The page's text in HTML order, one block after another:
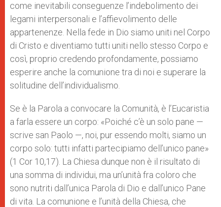
come inevitabili conseguenze l’indebolimento dei
legami interpersonali e l’affievolimento delle
appartenenze. Nella fede in Dio siamo uniti nel Corpo
di Cristo e diventiamo tutti uniti nello stesso Corpo e
così, proprio credendo profondamente, possiamo
esperire anche la comunione tra di noi e superare la
solitudine dell’individualismo.
Se è la Parola a convocare la Comunità, è l’Eucaristia
a farla essere un corpo: «Poiché c’è un solo pane —
scrive san Paolo —, noi, pur essendo molti, siamo un
corpo solo: tutti infatti partecipiamo dell’unico pane»
(1 Cor 10,17). La Chiesa dunque non è il risultato di
una somma di individui, ma un’unità fra coloro che
sono nutriti dall’unica Parola di Dio e dall’unico Pane
di vita. La comunione e l’unità della Chiesa, che